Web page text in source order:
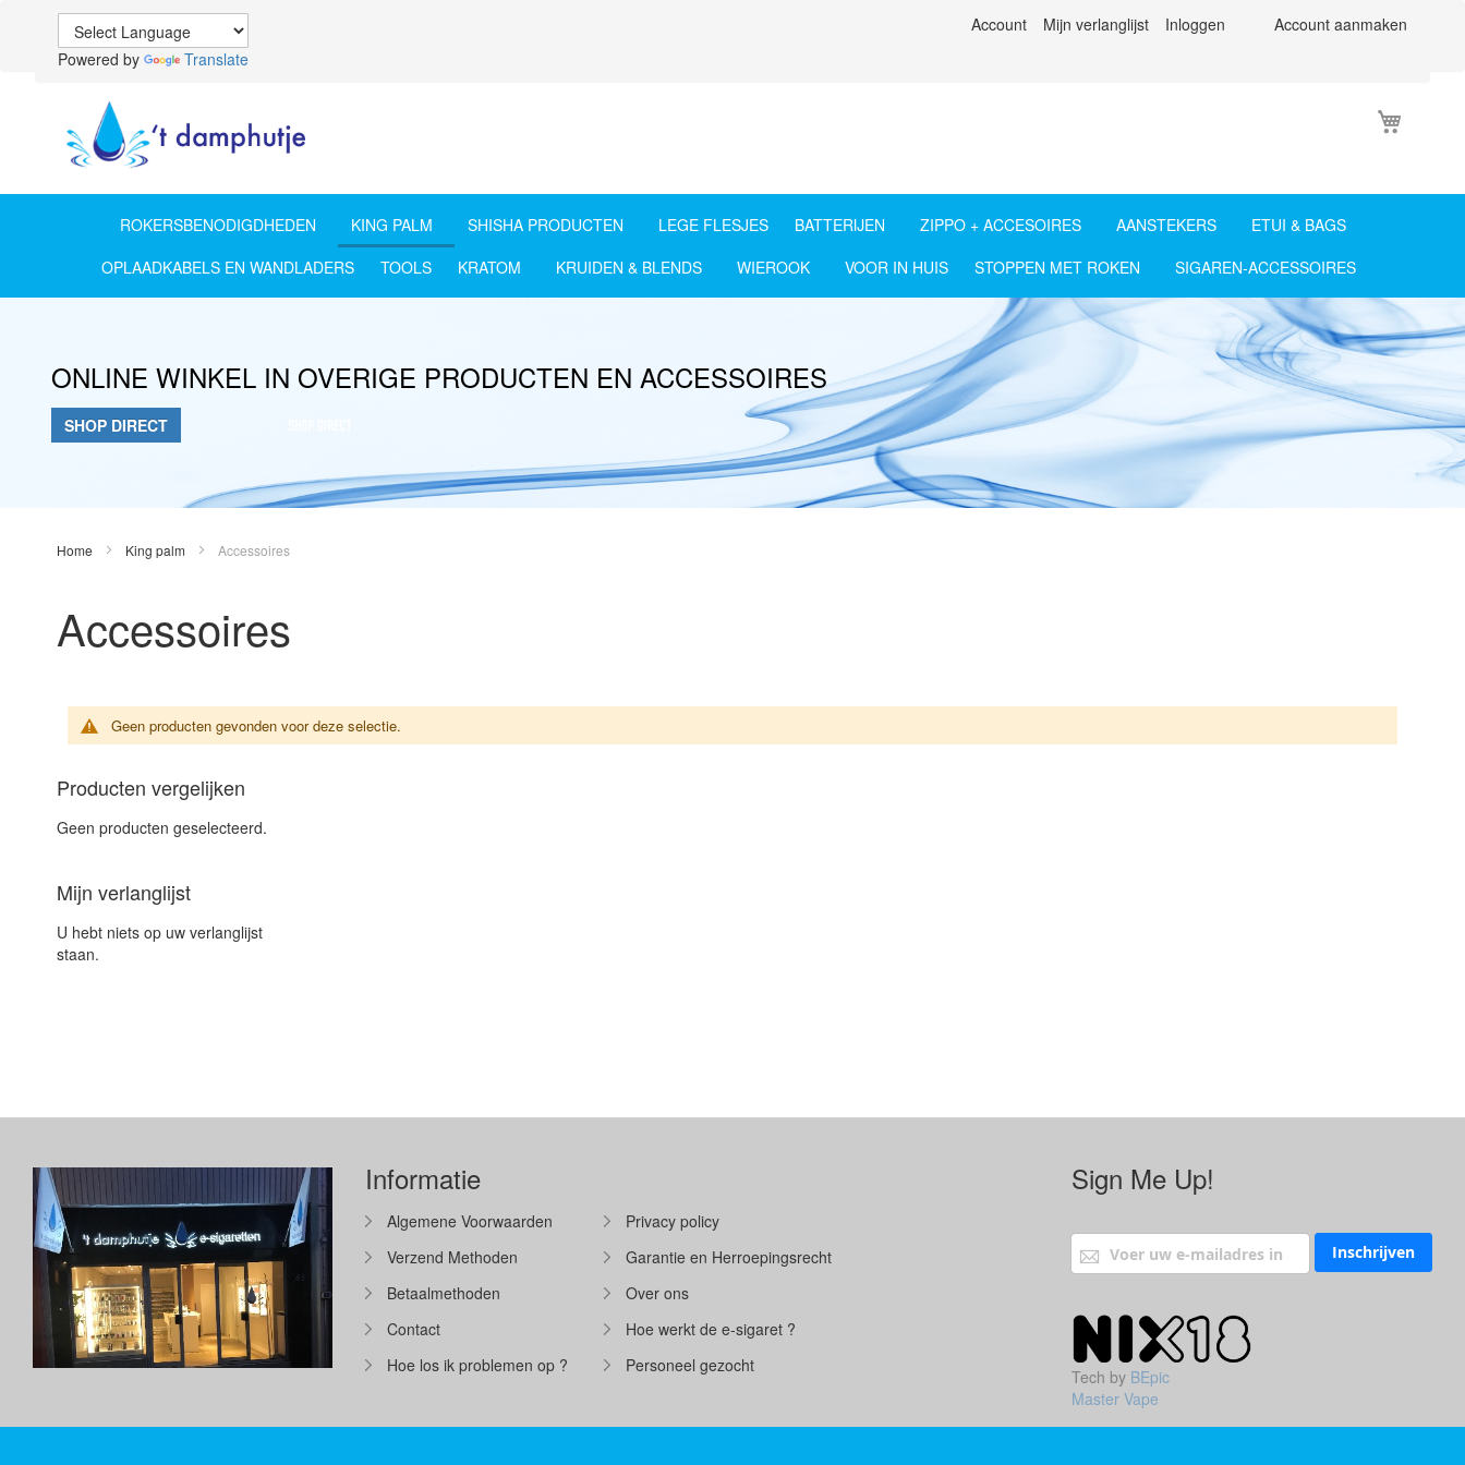
Account Mijn verlanglijst Inloggen
Account aanmaken
Powered by
Translate
ROKERSBENODIGDHEDEN KING PALM SHISHA PRODUCTEN LEGE FLESJES BATTERIJEN ZIPPO + ACCESOIRES AANSTEKERS
ETUI & BAGS
OPLAADKABELS EN WANDLADERS
TOOLS KRATOM KRUIDEN & BLENDS WIEROOK VOOR IN HUIS STOPPEN MET ROKEN SIGAREN-ACCESSOIRES
ONLINE WINKEL IN OVERIGE PRODUCTEN EN ACCESSOIRES
SHOP DIRECT
Home King palm Accessoires
Accessoires
Geen producten gevonden voor deze selectie.
Producten vergelijken
Geen producten geselecteerd.
Mijn verlanglijst
U hebt niets op uw verlanglijst
staan.
Abonneer u op onze nieuwsbrief
Inschrijven
Informatie
Algemene Voorwaarden
Privacy policy
Verzend Methoden
Garantie en Herroepingsrecht
Betaalmethoden
Over ons
Contact
Hoe werkt de e-sigaret ?
Hoe los ik problemen op ?
Personeel gezocht
Sign Me Up!
Tech by BEpic
Master Vape